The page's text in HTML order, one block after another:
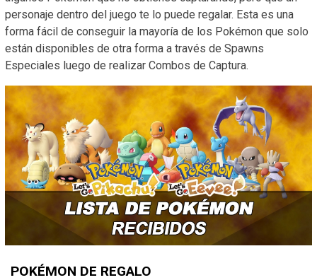
personaje dentro del juego te lo puede regalar. Esta es una
forma fácil de conseguir la mayoría de los Pokémon que solo
están disponibles de otra forma a través de Spawns
Especiales luego de realizar Combos de Captura.
POKÉMON DE REGALO